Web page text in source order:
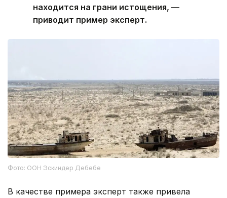
находится на грани истощения, —
приводит пример эксперт.
Фото: ООН Эскиндер Дебебе
В качестве примера эксперт также привела